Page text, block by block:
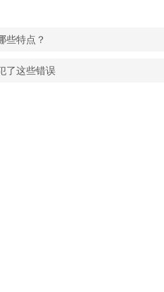
些特点？
了这些错误